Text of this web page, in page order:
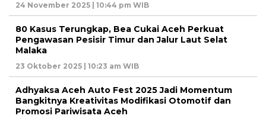
24 November 2025 | 10:44 pm WIB
80 Kasus Terungkap, Bea Cukai Aceh Perkuat
Pengawasan Pesisir Timur dan Jalur Laut Selat
Malaka
23 Oktober 2025 | 10:23 am WIB
Adhyaksa Aceh Auto Fest 2025 Jadi Momentum
Bangkitnya Kreativitas Modifikasi Otomotif dan
Promosi Pariwisata Aceh